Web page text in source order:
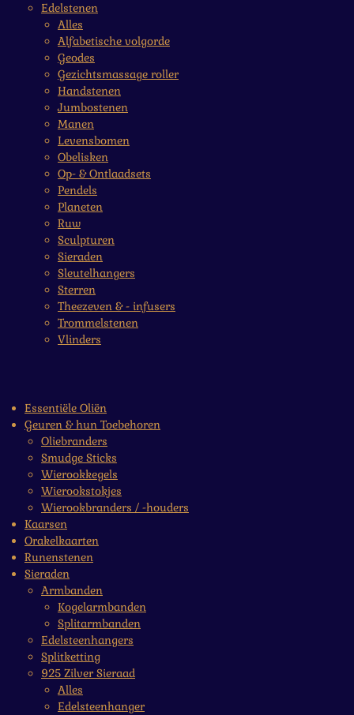
Edelstenen
Alles
Alfabetische volgorde
Geodes
Gezichtsmassage roller
Handstenen
Jumbostenen
Manen
Levensbomen
Obelisken
Op- & Ontlaadsets
Pendels
Planeten
Ruw
Sculpturen
Sieraden
Sleutelhangers
Sterren
Theezeven & - infusers
Trommelstenen
Vlinders
Essentiële Oliën
Geuren & hun Toebehoren
Oliebranders
Smudge Sticks
Wierookkegels
Wierookstokjes
Wierookbranders / -houders
Kaarsen
Orakelkaarten
Runenstenen
Sieraden
Armbanden
Kogelarmbanden
Splitarmbanden
Edelsteenhangers
Splitketting
925 Zilver Sieraad
Alles
Edelsteenhanger